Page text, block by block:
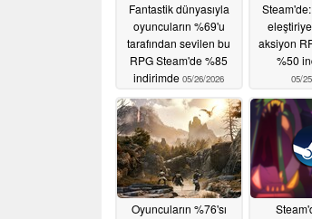
Fantastik dünyasıyla
oyuncuların %69'u
tarafından sevilen bu
RPG Steam'de %85
indirimde 05/26/2026
aksiyon
%50
05/
Oyuncuların %76'sı